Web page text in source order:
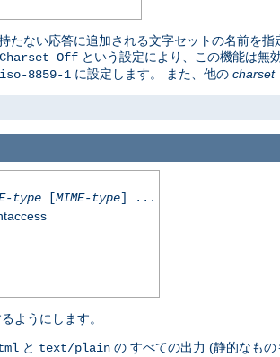
ない応答に追加される文字セットの名前を
Off という設定により、この機能は無
iso-8859-1 に設定します。 また、他の charset
type[MIME-type] ...
ようにします。
と text/plain の すべての出力 (静的なも